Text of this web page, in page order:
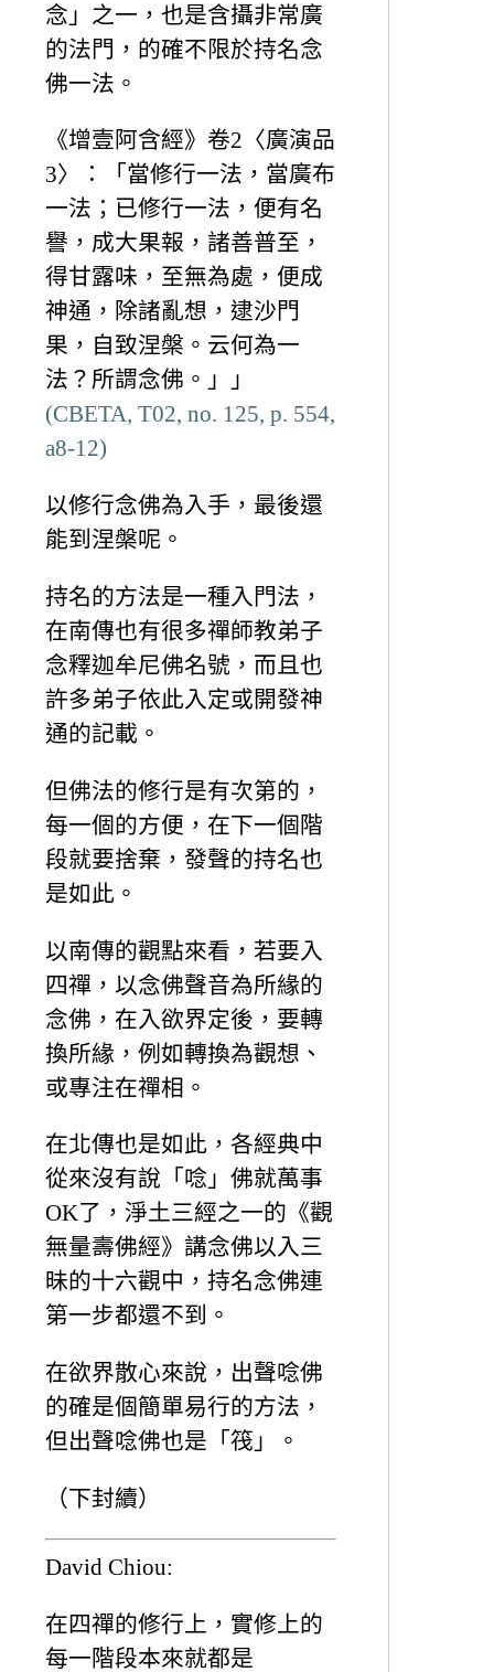
念」之一，也是含攝非常廣
的法門，的確不限於持名念
佛一法。
《增壹阿含經》卷2〈廣演品
3〉：「當修行一法，當廣布
一法；已修行一法，便有名
譽，成大果報，諸善普至，
得甘露味，至無為處，便成
神通，除諸亂想，逮沙門
果，自致涅槃。云何為一
法？所謂念佛。」」
(CBETA, T02, no. 125, p. 554,
a8-12)
以修行念佛為入手，最後還
能到涅槃呢。
持名的方法是一種入門法，
在南傳也有很多禪師教弟子
念釋迦牟尼佛名號，而且也
許多弟子依此入定或開發神
通的記載。
但佛法的修行是有次第的，
每一個的方便，在下一個階
段就要捨棄，發聲的持名也
是如此。
以南傳的觀點來看，若要入
四禪，以念佛聲音為所緣的
念佛，在入欲界定後，要轉
換所緣，例如轉換為觀想、
或專注在禪相。
在北傳也是如此，各經典中
從來沒有說「唸」佛就萬事
OK了，淨土三經之一的《觀
無量壽佛經》講念佛以入三
昧的十六觀中，持名念佛連
第一步都還不到。
在欲界散心來說，出聲唸佛
的確是個簡單易行的方法，
但出聲唸佛也是「筏」。
（下封續）
David Chiou:
在四禪的修行上，實修上的
每一階段本來就都是